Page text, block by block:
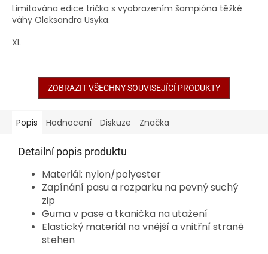
Limitována edice trička s vyobrazením šampióna těžké
váhy Oleksandra Usyka.
XL
ZOBRAZIT VŠECHNY SOUVISEJÍCÍ PRODUKTY
Popis Hodnocení Diskuze Značka
Detailní popis produktu
Materiál: nylon/polyester
Zapínání pasu a rozparku na pevný suchý
zip
Guma v pase a tkanička na utažení
Elastický materiál na vnější a vnitřní straně
stehen